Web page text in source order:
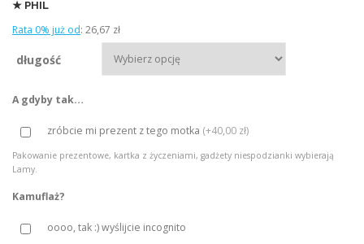
r
e
e
8
★ PHIL
Rata 0% już od: 26,67 zł
długość
A gdyby tak…
zróbcie mi prezent z tego motka (+40,00 zł)
Pakowanie prezentowe, kartka z życzeniami, gadżety niespodzianki wybierają
Lamy.
Kamuflaż?
oooo, tak :) wyślijcie incognito